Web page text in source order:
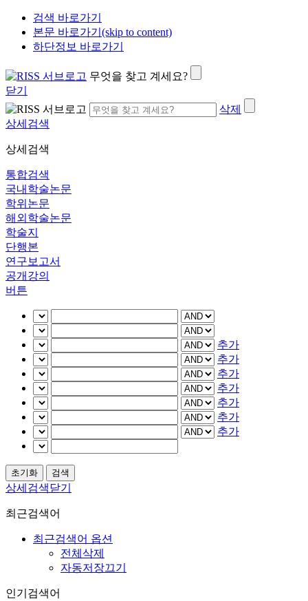
검색 바로가기
본문 바로가기(skip to content)
하단정보 바로가기
무엇을 찾고 계세요?
닫기
삭제
상세검색
상세검색
통합검색
국내학술논문
학위논문
해외학술논문
학술지
단행본
연구보고서
공개강의
버튼
추가
추가
추가
추가
추가
추가
추가
상세검색닫기
최근검색어
최근검색어 옵션
전체삭제
자동저장끄기
인기검색어